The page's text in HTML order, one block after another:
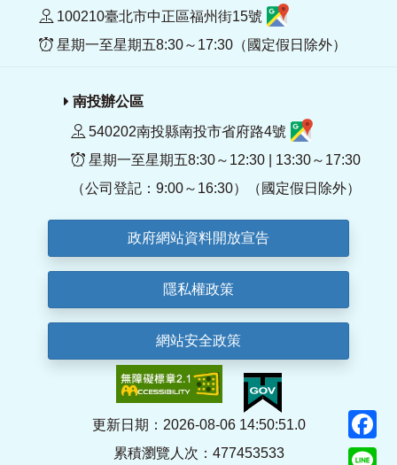
100210臺北市中正區福州街15號
星期一至星期五8:30～17:30（國定假日除外）
南投辦公區
540202南投縣南投市省府路4號
星期一至星期五8:30～12:30 | 13:30～17:30
（公司登記：9:00～16:30）（國定假日除外）
政府網站資料開放宣告
隱私權政策
網站安全政策
更新日期：2026-08-06 14:50:51.0
累積瀏覽人次：477453533